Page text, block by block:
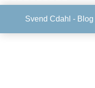
Svend Cdahl - Blog